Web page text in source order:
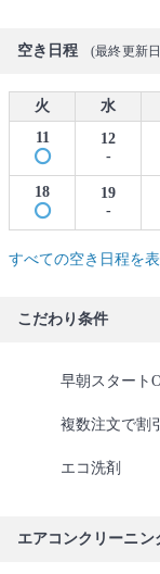
空き日程 (最終更新
火 水
11
12
-
18
19
-
すべての空き日程を
こだわり条件
早朝スタート
複数注文で割引
エコ洗剤
エアコンクリーニ